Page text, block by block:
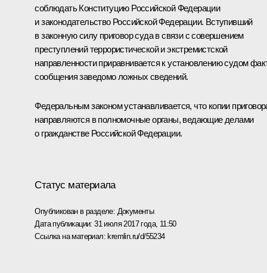
соблюдать Конституцию Российской Федерации
и законодательство Российской Федерации. Вступивший
в законную силу приговор суда в связи с совершением
преступлений террористической и экстремистской
направленности приравнивается к установлению судом
сообщения заведомо ложных сведений.
Федеральным законом устанавливается, что копии
направляются в полномочные органы, ведающие делами
о гражданстве Российской Федерации.
Статус материала
Опубликован в разделе: Документы
Дата публикации:31 июля 2017 года, 11:50
Ссылка на материал: kremlin.ru/d/55234